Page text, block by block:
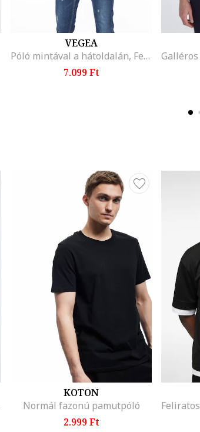
VEGEA
Póló mintával a hátoldalán, Fehér
7.099 Ft
KOTON
Normál fazonú pamutpóló
2.999 Ft